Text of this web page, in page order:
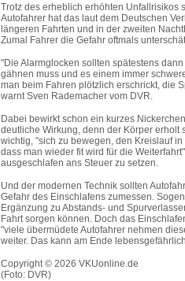
Trotz des erheblich erhöhten Unfallrisikos
Autofahrer hat das laut dem Deutschen
längeren Fahrten und in der zweiten
Zumal Fahrer die Gefahr oftmals
"Die Alarmglocken sollten spätestens
gähnen muss und es einem immer
man beim Fahren plötzlich erschrickt, die
warnt Sven Rademacher vom DVR.
Dabei bewirkt schon ein kurzes
deutliche Wirkung, denn der Körper
wichtig, "sich zu bewegen, den Kreislauf
dass man wieder fit wird für die
ausgeschlafen ans Steuer zu setzen.
Und der modernen Technik sollten
Gefahr des Einschlafens zumessen.
Ergänzung zu Abstands- und
Fahrt sorgen können. Doch das
"viele übermüdete Autofahrer nehmen
weiter. Das kann am Ende
Copyright © 2026 VKUonline.de
(Foto: DVR)